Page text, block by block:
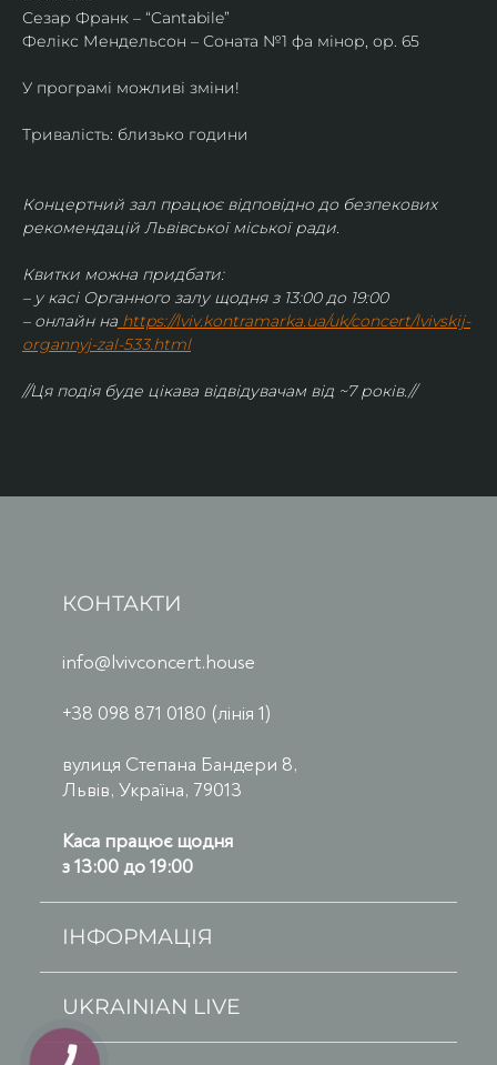
Сезар Франк – “Cantabile”
Фелікс Мендельсон – Соната №1 фа мінор, ор. 65
У програмі можливі зміни!
Тривалість: близько години
Концертний зал працює відповідно до безпекових
рекомендацій Львівської міської ради.
Квитки можна придбати:
– у касі Органного залу щодня з 13:00 до 19:00
– онлайн на https://lviv.kontramarka.ua/uk/concert/lvivskij-
organnyj-zal-533.html
//Ця подія буде цікава відвідувачам від ~7 років.//
КОНТАКТИ
info@lvivconcert.house
+38 098 871 0180 (лінія 1)
вулиця Степана Бандери 8,
Львів, Україна, 79013
Каса працює щодня
з 13:00 до 19:00
ІНФОРМАЦІЯ
UKRAINIAN LIVE
КНОПКА